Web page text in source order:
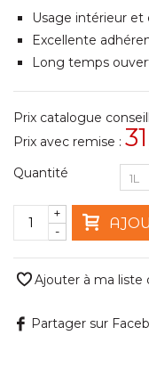
Usage intérieur et
Excellente
Long temps
Prix catalogue
Prix avec remise :
Quantité
-
+
Ajouter à ma liste
Partager sur